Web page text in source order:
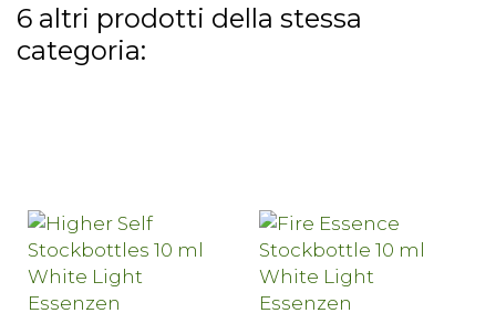
6 altri prodotti della stessa
categoria: